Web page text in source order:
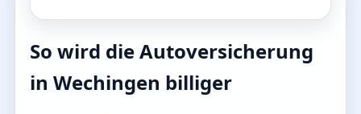
So wird die Autoversicherung
in Wechingen billiger